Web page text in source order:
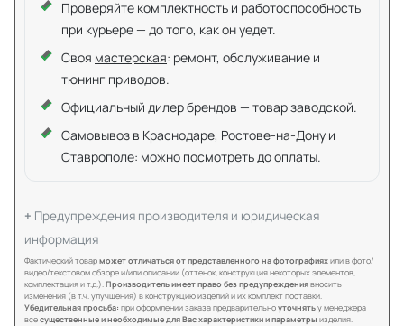
Проверяйте комплектность и работоспособность
при курьере — до того, как он уедет.
Своя мастерская: ремонт, обслуживание и
тюнинг приводов.
Официальный дилер брендов — товар заводской.
Самовывоз в Краснодаре, Ростове-на-Дону и
Ставрополе: можно посмотреть до оплаты.
Предупреждения производителя и юридическая
информация
Фактический товарможет отличаться от представленного на фотографияхили в фото/
видео/текстовом обзоре и/или описании (оттенок, конструкция некоторых элементов,
комплектация и т.д.).Производитель имеет право без предупреждениявносить
изменения (в т.ч. улучшения) в конструкцию изделий и их комплект поставки.
Убедительная просьба: при оформлении заказа предварительноуточнятьу менеджера
всесущественные и необходимые для Вас характеристики и параметры изделия.